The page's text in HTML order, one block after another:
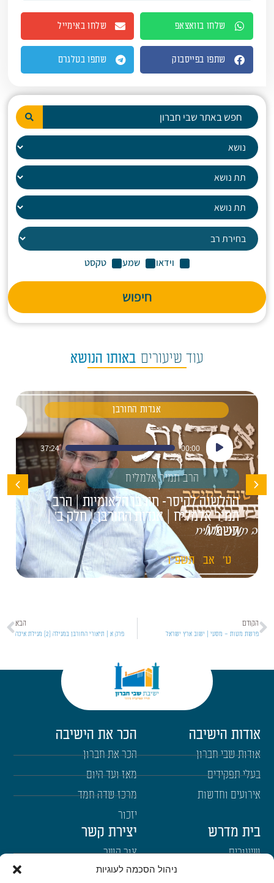
ניהול הסכמה לעוגיות
שלחו בוואצאפ שלחו באימייל
שתפו בפייסבוק שתפו בטלגרם
וידאו שמע טקסט
חיפוש
עוד שיעורים באותו הנושא
אגדות החורבן
נגן
אודיו
00:00
37:24
הרב תמיר אלמליח
ההלשנה לקיסר- חורבן הלאומיות | הרב
תמיר אלמליח | אגדות החורבן | חלק ב' |
תשפ"ו
ט' אב תשפ"ו
הקודם
פרשת מטות – מסעי | ישוב ארץ ישראל
הבא
פרק א | תיאורי החורבן במגילה [2] מגילת איכה
אודות הישיבה
אודות שבי חברון
בעלי תפקידים
אירועים וחדשות
הכר את הישיבה
הכר את חברון
מאז ועד היום
מרכז שדה חמד
יזכור
בית מדרש
שיעורים
יצירת קשר
צור קשר
הרשמה לשבו"ש